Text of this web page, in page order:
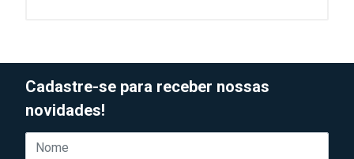
Cadastre-se para receber nossas
novidades!